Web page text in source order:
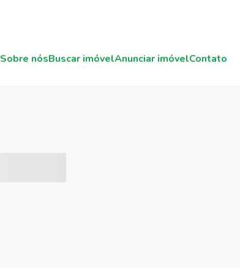
Sobre nósBuscar imóvelAnunciar imóvelContato